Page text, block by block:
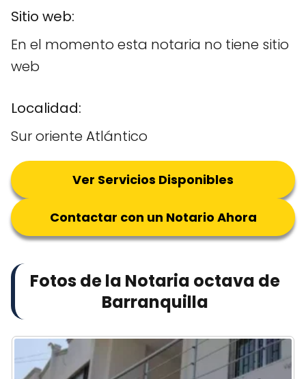
Sitio web:
En el momento esta notaria no tiene sitio
web
Localidad:
Sur oriente Atlántico
Ver Servicios Disponibles
Contactar con un Notario Ahora
Fotos de la Notaria octava de
Barranquilla